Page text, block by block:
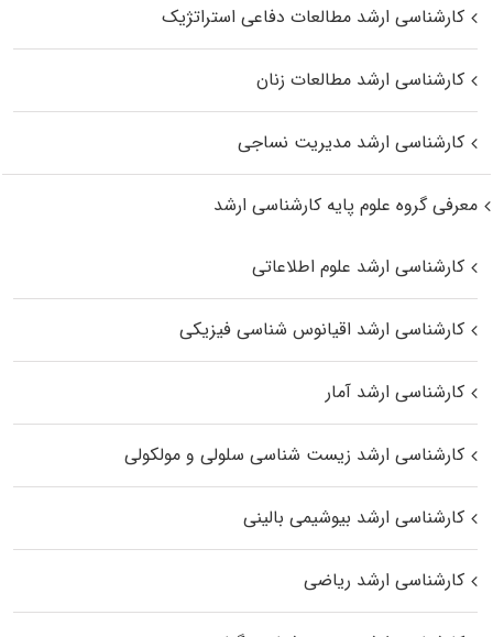
کارشناسی ارشد مطالعات دفاعی استراتژیک
کارشناسی ارشد مطالعات زنان
کارشناسی ارشد مدیریت نساجی
معرفی گروه علوم پایه کارشناسی ارشد
کارشناسی ارشد علوم اطلاعاتی
کارشناسی ارشد اقیانوس‌ شناسی فیزیکی
کارشناسی ارشد آمار
کارشناسی ارشد زیست شناسی سلولی و مولکولی
کارشناسی ارشد بیوشیمی بالینی
کارشناسی ارشد ریاضی